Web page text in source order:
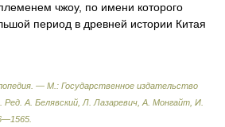
чжоу, по имени которого
период в древней истории Китая
— М.: Государственное издательство
Ред. А. Белявский, Л. Лазаревич, А. Монгайт, И.